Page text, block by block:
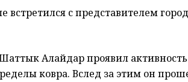
встретился с представителем
Алайдар проявил
ковра. Вслед за этим он